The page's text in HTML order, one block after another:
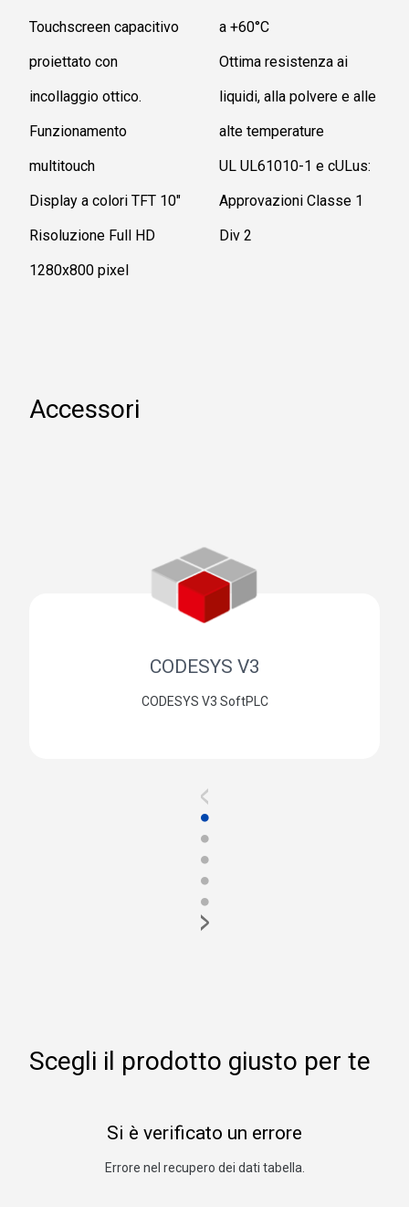
Touchscreen capacitivo
proiettato con
incollaggio ottico.
Funzionamento
multitouch
Display a colori TFT 10"
Risoluzione Full HD
1280x800 pixel
a +60°C
Ottima resistenza ai
liquidi, alla polvere e alle
alte temperature
UL UL61010-1 e cULus:
Approvazioni Classe 1
Div 2
Accessori
CODESYS V3
CODESYS V3 SoftPLC
<
●
●
●
●
●
>
Scegli il prodotto giusto per te
Si è verificato un errore
Errore nel recupero dei dati tabella.